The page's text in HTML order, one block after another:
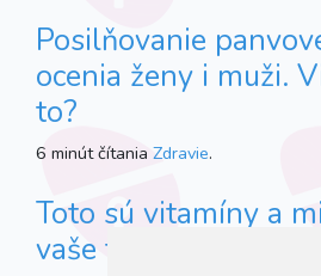
Posilňovanie
ocenia ženy i muži.
to?
6 minút čítania Zdravie.
Toto sú vitamíny a
vaše telo v